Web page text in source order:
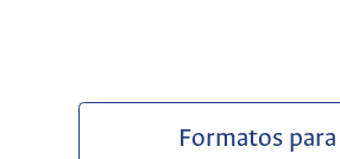
Formatos